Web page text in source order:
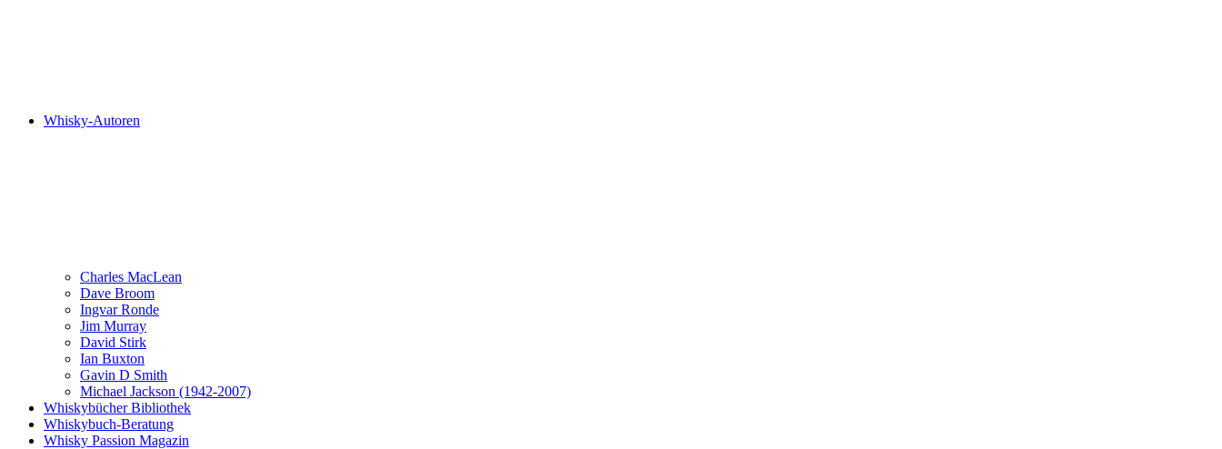
Whisky-Autoren
Charles MacLean
Dave Broom
Ingvar Ronde
Jim Murray
David Stirk
Ian Buxton
Gavin D Smith
Michael Jackson (1942-2007)
Whiskybücher Bibliothek
Whiskybuch-Beratung
Whisky Passion Magazin